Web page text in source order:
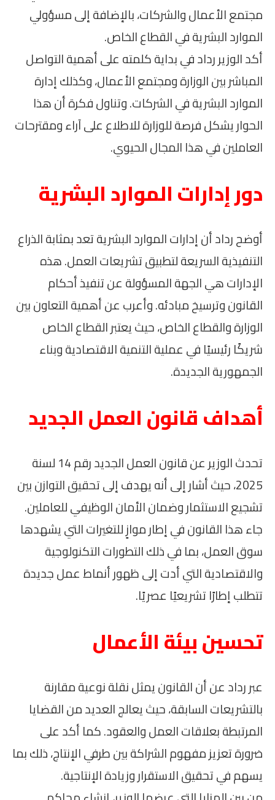
مجتمع الأعمال والشركات، بالإضافة إلى مسؤولي
الموارد البشرية في القطاع الخاص.
أكد الوزير رداد في بداية كلمته على أهمية التواصل
المباشر بين الوزارة ومجتمع الأعمال، وكذلك إدارة
الموارد البشرية في الشركات. وتناول فكرة أن هذا
الحوار يشكل فرصة للوزارة للاطلاع على آراء ومقترحات
العاملين في هذا المجال الحيوي.
دور إدارات الموارد البشرية
أوضح رداد أن إدارات الموارد البشرية تعد بمثابة الذراع
التنفيذية السريعة لتطبيق تشريعات العمل. هذه
الإدارات هي الجهة المسؤولة عن تنفيذ أحكام
القانون وترسيخ مبادئه. وأعرب عن أهمية التعاون بين
الوزارة والقطاع الخاص، حيث يعتبر القطاع الخاص
شريكًا رئيسيًا في عملية التنمية الاقتصادية وبناء
الجمهورية الجديدة.
أهداف قانون العمل الجديد
تحدث الوزير عن قانون العمل الجديد رقم 14 لسنة
2025، حيث أشار إلى أنه يهدف إلى تحقيق التوازن بين
تشجيع الاستثمار وضمان الأمان الوظيفي للعاملين.
جاء هذا القانون في إطار موازٍ للتغيرات التي يشهدها
سوق العمل، بما في ذلك التطورات التكنولوجية
والاقتصادية التي أدت إلى ظهور أنماط عمل جديدة
تتطلب إطارًا تشريعيًا عصريًا.
تحسين بيئة الأعمال
عبر رداد عن أن القانون يمثل نقلة نوعية مقارنة
بالتشريعات السابقة، حيث يعالج العديد من القضايا
المرتبطة بعلاقات العمل والعقود. كما أكد على
ضرورة تعزيز مفهوم الشراكة بين طرفي الإنتاج، ذلك بما
يسهم في تحقيق الاستقرار وزيادة الإنتاجية.